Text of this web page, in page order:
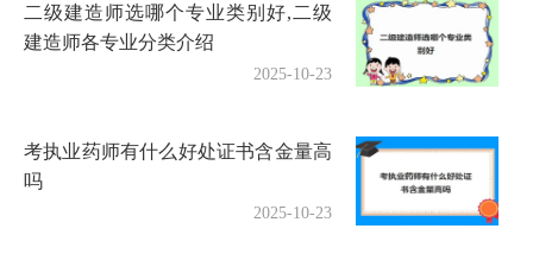
二级建造师选哪个专业类别好,二级
建造师各专业分类介绍
2025-10-23
考执业药师有什么好处证书含金量高
吗
2025-10-23